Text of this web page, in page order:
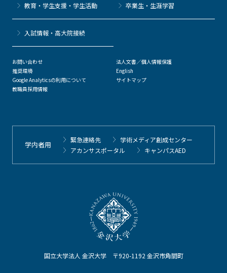
国立大学法人 金沢大学 〒920-1192 金沢市角間町
教育・学生支援・学生活動 卒業生・生涯学習
⼊試情報・高大院接続
お問い合わせ
推奨環境
Google Analyticsの利用について
教職員採用情報
法人文書／個人情報保護
English
サイトマップ
学内者用
緊急連絡先
学術メディア創成センター
アカンサスポータル
キャンパスAED